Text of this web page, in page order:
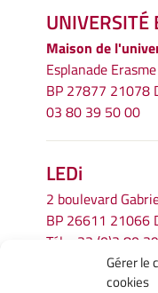
Gérer le
cookies
UNIVERSITÉ
Maison de
Esplanade Erasme
BP 27877 21078
03 80 39 50 00
LEDi
2 boulevard
BP 26611 21066
Tél.
+33 (0)3 80